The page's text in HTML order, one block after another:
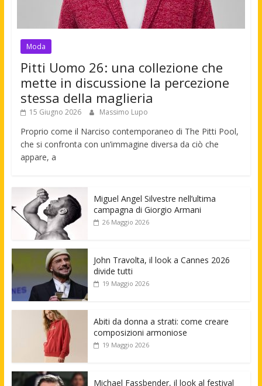
Moda
Pitti Uomo 26: una collezione che
mette in discussione la percezione
stessa della maglieria
15 Giugno 2026 Massimo Lupo
Proprio come il Narciso contemporaneo di The Pitti Pool,
che si confronta con un’immagine diversa da ciò che
appare, a
Miguel Angel Silvestre nell’ultima
campagna di Giorgio Armani
26 Maggio 2026
John Travolta, il look a Cannes 2026
divide tutti
19 Maggio 2026
Abiti da donna a strati: come creare
composizioni armoniose
19 Maggio 2026
Michael Fassbender, il look al festival